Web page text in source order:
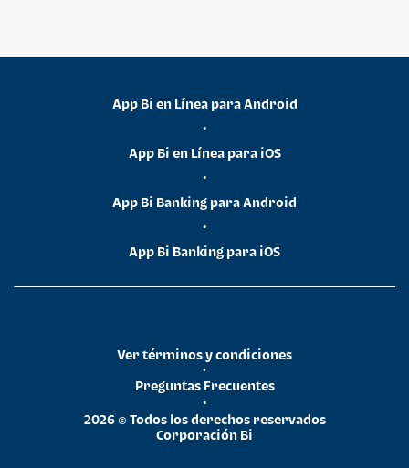
App Bi en Línea para Android
•
App Bi en Línea para iOS
•
App Bi Banking para Android
•
App Bi Banking para iOS
2026 © Todos los derechos reservados
Corporación Bi
•
Preguntas Frecuentes
•
Ver términos y condiciones